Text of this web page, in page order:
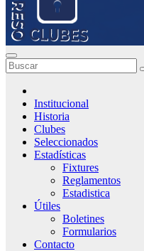
Institucional
Historia
Clubes
Seleccionados
Estadísticas
Fixtures
Reglamentos
Estadistica
Útiles
Boletines
Formularios
Contacto